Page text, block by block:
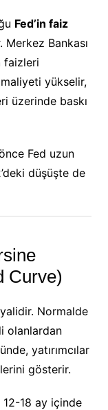
Fed’in faiz
Bankası
faizleri
yükselir,
üzerinde baskı
Fed uzun
düşüşte de
Curve)
Normalde
olanlardan
yatırımcılar
gösterir.
18 ay içinde